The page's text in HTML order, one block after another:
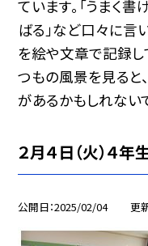
ています。「うまく書
ばる」など口々に言
を絵や文章で記録し
つもの風景を見ると
があるかもしれない
２月４日（火）４
公開日 2025/02/04 更